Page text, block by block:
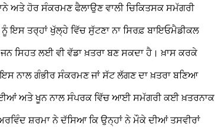
ਅਤੇ ਹੋਰ ਸੰਕਰਮਣ ਫੈਲਾਉਣ ਵਾਲੀ ਚਿਕਿਤਸਕ ਸਮੱਗਰੀ
ਇਸ ਤਰ੍ਹਾਂ ਖੁੱਲ੍ਹੇ ਵਿੱਚ ਸੁੱਟਣਾ ਨਾ ਸਿਰਫ਼ ਬਾਇਓਮੈਡੀਕਲ
ਸਿਹਤ ਲਈ ਵੀ ਵੱਡਾ ਖ਼ਤਰਾ ਬਣ ਸਕਦਾ ਹੈ। ਖ਼ਾਸ ਕਰਕੇ
ਨਾਲ ਗੰਭੀਰ ਸੰਕਰਮਣ ਜਾਂ ਸੱਟ ਲੱਗਣ ਦਾ ਖ਼ਤਰਾ ਬਣਿਆ
ਅਤੇ ਖੂਨ ਨਾਲ ਸੰਪਰਕ ਵਿੱਚ ਆਈ ਸਮੱਗਰੀ ਕਈ ਖ਼ਤਰਨਾਕ
ਸ਼ਰਮਾ ਨੇ ਦੱਸਿਆ ਕਿ ਉਨ੍ਹਾਂ ਨੇ ਮੌਕੇ ਦੀਆਂ ਤਸਵੀਰਾਂ